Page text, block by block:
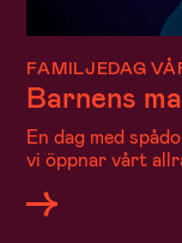
FAMILJEDAG
Barnens
En dag med
vi öppnar vårt